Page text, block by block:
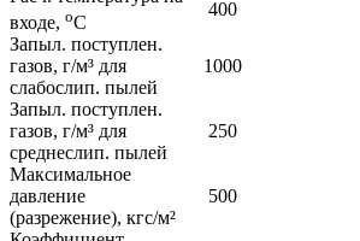
входе, оС
400
Запыл. поступлен.
газов, г/м³ для
слабослип. пылей
1000
Запыл. поступлен.
газов, г/м³ для
среднеслип. пылей
250
Максимальное
давление
(разрежение), кгс/м²
500